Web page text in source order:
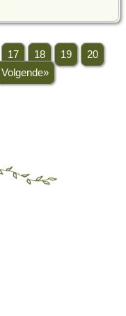
17 18 19
20
Volgende»